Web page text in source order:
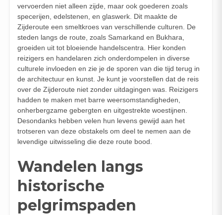
vervoerden niet alleen zijde, maar ook goederen zoals
specerijen, edelstenen, en glaswerk. Dit maakte de
Zijderoute een smeltkroes van verschillende culturen. De
steden langs de route, zoals Samarkand en Bukhara,
groeiden uit tot bloeiende handelscentra. Hier konden
reizigers en handelaren zich onderdompelen in diverse
culturele invloeden en zie je de sporen van die tijd terug in
de architectuur en kunst. Je kunt je voorstellen dat de reis
over de Zijderoute niet zonder uitdagingen was. Reizigers
hadden te maken met barre weersomstandigheden,
onherbergzame gebergten en uitgestrekte woestijnen.
Desondanks hebben velen hun levens gewijd aan het
trotseren van deze obstakels om deel te nemen aan de
levendige uitwisseling die deze route bood.
Wandelen langs
historische
pelgrimspaden